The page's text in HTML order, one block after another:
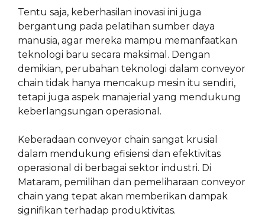
Tentu saja, keberhasilan inovasi ini juga
bergantung pada pelatihan sumber daya
manusia, agar mereka mampu memanfaatkan
teknologi baru secara maksimal. Dengan
demikian, perubahan teknologi dalam conveyor
chain tidak hanya mencakup mesin itu sendiri,
tetapi juga aspek manajerial yang mendukung
keberlangsungan operasional.
Keberadaan conveyor chain sangat krusial
dalam mendukung efisiensi dan efektivitas
operasional di berbagai sektor industri. Di
Mataram, pemilihan dan pemeliharaan conveyor
chain yang tepat akan memberikan dampak
signifikan terhadap produktivitas.